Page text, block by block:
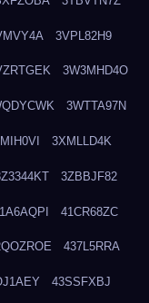
3VPL82H9
3W3MHD4O
3WTTA97N
3XMLLD4K
3ZBBJF82
41CR68ZC
437L5RRA
43SSFXBJ